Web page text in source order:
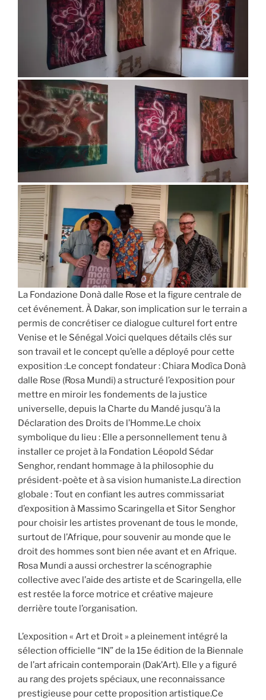
La Fondazione Donà dalle Rose et la figure centrale de
cet événement. À Dakar, son implication sur le terrain a
permis de concrétiser ce dialogue culturel fort entre
Venise et le Sénégal .Voici quelques détails clés sur
son travail et le concept qu’elle a déployé pour cette
exposition :Le concept fondateur : Chiara Modìca Donà
dalle Rose (Rosa Mundi) a structuré l’exposition pour
mettre en miroir les fondements de la justice
universelle, depuis la Charte du Mandé jusqu’à la
Déclaration des Droits de l’Homme.Le choix
symbolique du lieu : Elle a personnellement tenu à
installer ce projet à la Fondation Léopold Sédar
Senghor, rendant hommage à la philosophie du
président-poète et à sa vision humaniste.La direction
globale : Tout en confiant les autres commissariat
d’exposition à Massimo Scaringella et Sitor Senghor
pour choisir les artistes provenant de tous le monde,
surtout de l’Afrique, pour souvenir au monde que le
droit des hommes sont bien née avant et en Afrique.
Rosa Mundi a aussi orchestrer la scénographie
collective avec l’aide des artiste et de Scaringella, elle
est restée la force motrice et créative majeure
derrière toute l’organisation.
L’exposition « Art et Droit » a pleinement intégré la
sélection officielle “IN” de la 15e édition de la Biennale
de l’art africain contemporain (Dak’Art). Elle y a figuré
au rang des projets spéciaux, une reconnaissance
prestigieuse pour cette proposition artistique.Ce